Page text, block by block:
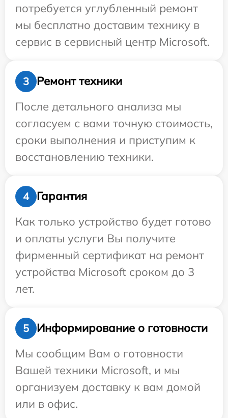
потребуется углубленный ремонт
мы бесплатно доставим технику в
сервис в сервисный центр Microsoft.
3
Ремонт техники
После детального анализа мы
согласуем с вами точную стоимость,
сроки выполнения и приступим к
восстановлению техники.
4
Гарантия
Как только устройство будет готово
и оплаты услуги Вы получите
фирменный сертификат на ремонт
устройства Microsoft сроком до 3
лет.
5
Информирование о готовности
Мы сообщим Вам о готовности
Вашей техники Microsoft, и мы
организуем доставку к вам домой
или в офис.